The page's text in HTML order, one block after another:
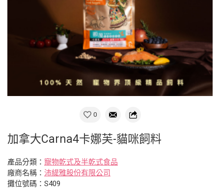
0
加拿大Carna4卡娜芙-貓咪飼料
產品分類： 寵物乾式及半乾式食品
廠商名稱： 沛緹雅股份有限公司
攤位號碼：S409